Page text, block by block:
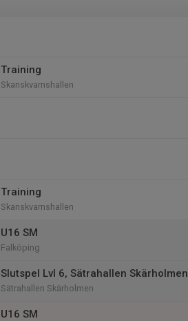
Training
Skanskvarnshallen
Training
Skanskvarnshallen
U16 SM
Falköping
Slutspel Lvl 6, Sätrahallen Skärholmen
Sätrahallen Skärholmen
U16 SM